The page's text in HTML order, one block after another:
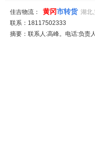
佳吉物流： 黄冈市转货 湖北
联系：18117502333
摘要：联系人:高峰。电话:负责